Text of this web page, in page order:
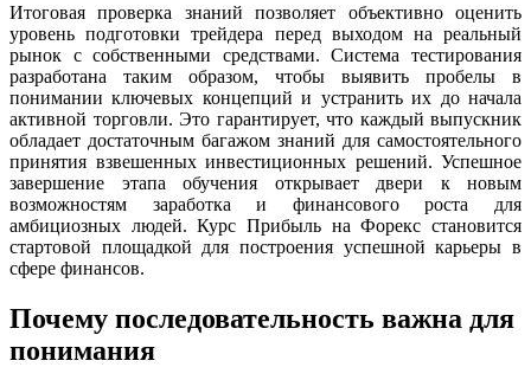
Итоговая проверка знаний позволяет объективно оценить
уровень подготовки трейдера перед выходом на реальный
рынок с собственными средствами. Система тестирования
разработана таким образом, чтобы выявить пробелы в
понимании ключевых концепций и устранить их до начала
активной торговли. Это гарантирует, что каждый выпускник
обладает достаточным багажом знаний для самостоятельного
принятия взвешенных инвестиционных решений. Успешное
завершение этапа обучения открывает двери к новым
возможностям заработка и финансового роста для
амбициозных людей. Курс Прибыль на Форекс становится
стартовой площадкой для построения успешной карьеры в
сфере финансов.
Почему последовательность важна для
понимания